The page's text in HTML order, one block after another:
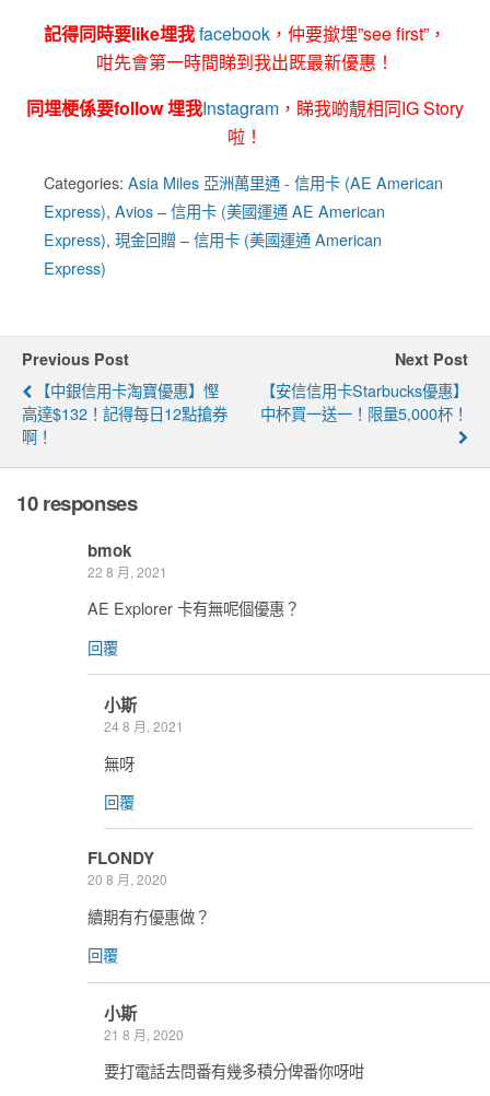
記得同時要like埋我facebook ，仲要撳埋”see first”，
咁先會第一時間睇到我出既最新優惠！
同埋梗係要follow 埋我Instagram ，睇我啲靚相同IG Story
啦！
Categories: Asia Miles 亞洲萬里通 - 信用卡 (AE American
Express), Avios – 信用卡 (美國運通 AE American
Express), 現金回贈 – 信用卡 (美國運通 American
Express)
Previous Post
【中銀信用卡淘寶優惠】慳
高達$132！記得每日12點搶券
啊！
Next Post
【安信信用卡Starbucks優惠】
中杯買一送一！限量5,000杯！
10 responses
bmok
22 8 月, 2021
AE Explorer 卡有無呢個優惠？
回覆
小斯
24 8 月, 2021
無呀
回覆
FLONDY
20 8 月, 2020
續期有冇優惠做？
回覆
小斯
21 8 月, 2020
要打電話去問番有幾多積分俾番你呀咁